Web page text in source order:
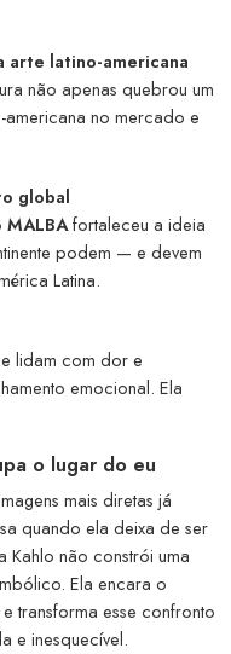
arte latino-americana
não apenas quebrou um
no mercado e
global
MALBAfortaleceu a ideia
podem — e devem
Latina.
lidam com dor e
emocional. Ela
o lugar do eu
mais diretas já
quando ela deixa de ser
Kahlo não constrói uma
Ela encara o
transforma esse confronto
e inesquecível.